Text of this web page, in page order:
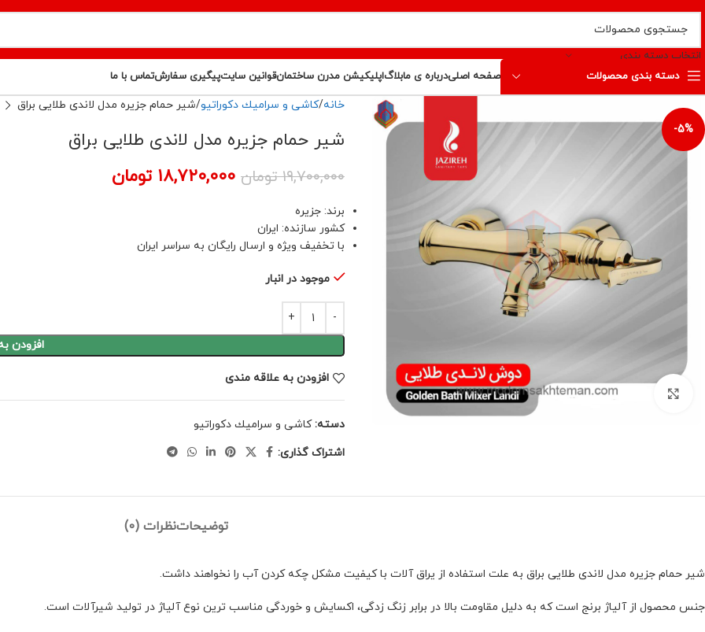
انتخاب دسته بندی
دسته بندی محصولات
صفحه اصلیدرباره ی مابلاگاپلیکیشن مدرن ساختمانقوانین سایتپیگیری سفارشتماس با ما
-5%
برای بزرگنمایی کلیک کنید
خانه كاشى و سراميك دكوراتيو شیر حمام جزیره مدل لاندی طلایی براق
شیر حمام جزیره مدل لاندی طلایی براق
۱۹,۷۰۰,۰۰۰ تومان ۱۸,۷۲۰,۰۰۰ تومان
برند: جزیره
کشور سازنده: ایران
با تخفیف ویژه و ارسال رایگان به سراسر ایران
موجود در انبار
افزودن
افزودن به علاقه مندی
دسته: كاشى و سراميك دكوراتيو
اشتراک گذاری:
توضیحاتنظرات (0)
شیر حمام جزیره مدل لاندی طلایی براق به علت استفاده از یراق آلات با کیفیت مشکل چکه کردن آب را نخواهند داشت.
جنس محصول از آلیاژ برنج است که به دلیل مقاومت بالا در برابر زنگ زدگی، اکسایش و خوردگی مناسب ترین نوع آلیاژ در تولید شیرآلات است.